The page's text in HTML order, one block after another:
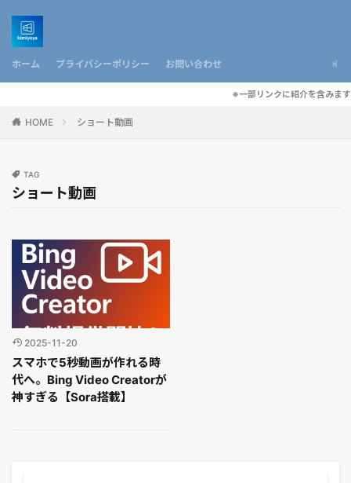
ホーム プライバシーポリシー お問い合わせ
※一部リンクに紹介を含みます
HOME ショート動画
TAG
ショート動画
2025-11-20
スマホで5秒動画が作れる時
代へ。Bing Video Creatorが
神すぎる【Sora搭載】